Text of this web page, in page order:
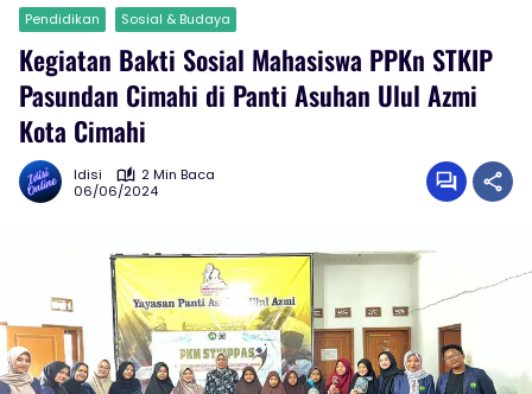
Pendidikan Sosial & Budaya
Kegiatan Bakti Sosial Mahasiswa PPKn STKIP
Pasundan Cimahi di Panti Asuhan Ulul Azmi
Kota Cimahi
Idisi
2 Min Baca
06/06/2024